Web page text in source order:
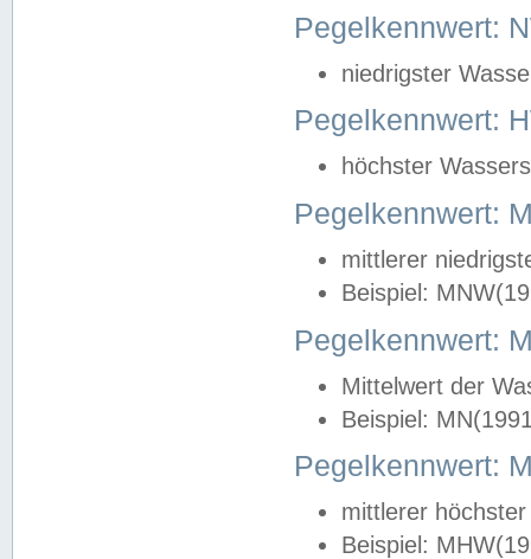
Pegelkennwert:
niedrigster
Pegelkennwert:
höchster
Pegelkennwert:
mittlerer
Beispiel:
Pegelkennwert:
Mittelwert der
Beispiel:
Pegelkennwert:
mittlerer
Beispiel: